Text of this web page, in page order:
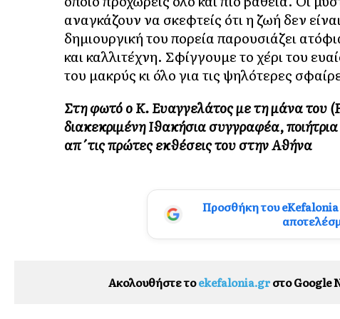
αναγκάζουν να σκεφτείς ότι η ζωή δεν
δημιουργική του πορεία παρουσιάζει
και καλλιτέχνη. Σφίγγουμε το χέρι του
του μακρύς κι όλο για τις ψηλότερες
Στη φωτό ο Κ. Ευαγγελάτος με τη μάνα του
διακεκριμένη Ιθακήσια συγγραφέα,
απ΄τις πρώτες εκθέσεις του στην Αθήνα
Προσθήκη του
Ακολουθήστε τοekefalonia.grστο Google